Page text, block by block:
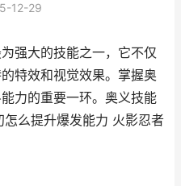
12-29
强大的技能之一，它不仅
特效和视觉效果。掌握奥
力的重要一环。奥义技能
么提升爆发能力 火影忍者